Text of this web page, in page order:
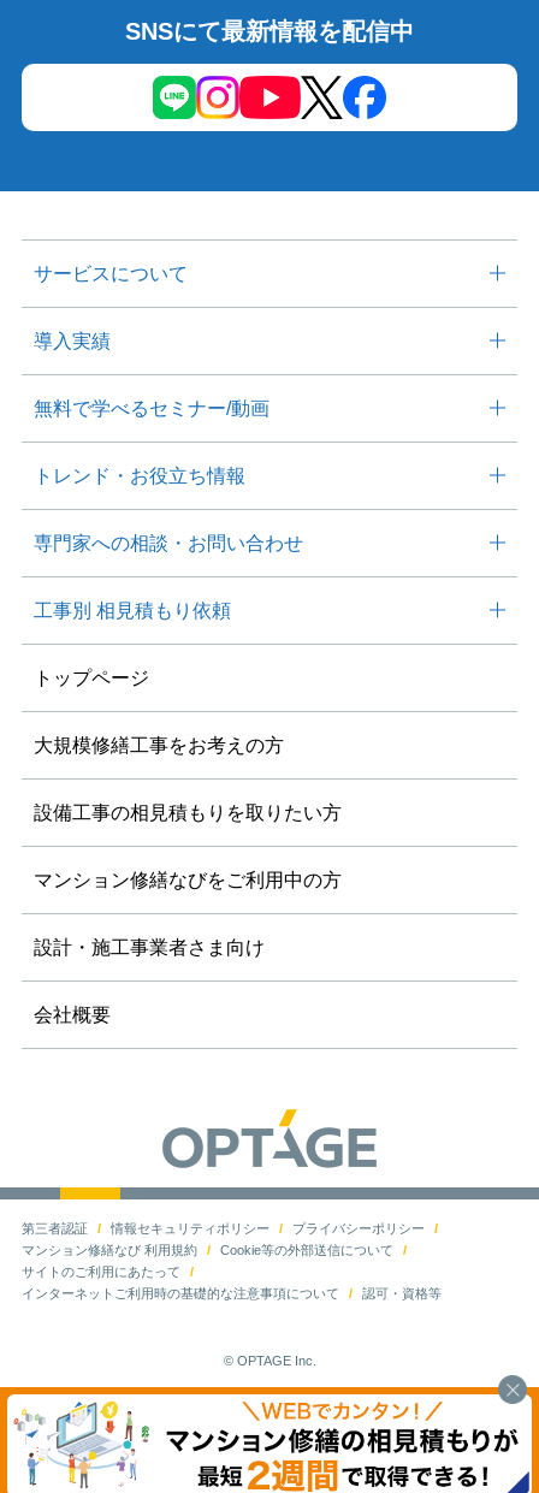
SNSにて最新情報を配信中
サービスについて
導入実績
無料で学べるセミナー/動画
トレンド・ お役⽴ち情報
専⾨家への相談・ お問い合わせ
工事別 相見積もり依頼
トップページ
大規模修繕工事をお考えの方
設備工事の相見積もりを取りたい方
マンション修繕なびをご利用中の方
設計・施工事業者さま向け
会社概要
第三者認証 情報セキュリティポリシー
プライバシーポリシー
マンション修繕なび 利用規約
Cookie等の外部送信について
サイトのご利用にあたって
インターネットご利用時の基礎的な注意事項について
認可・資格等
© OPTAGE Inc.